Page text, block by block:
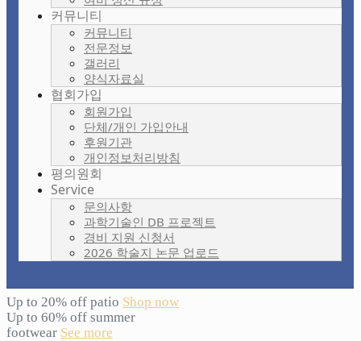
커뮤니티
커뮤니티
전문정보
갤러리
양식자료실
협회가입
회원가입
단체/개인 가입안내
후원기관
개인정보처리방침
평의원회
Service
문의사항
과학기술인 DB 프로젝트
경비 지원 신청서
2026 학술지 논문 업로드
Up to 20% off patio Shop now
Up to 60% off summer
footwear See more